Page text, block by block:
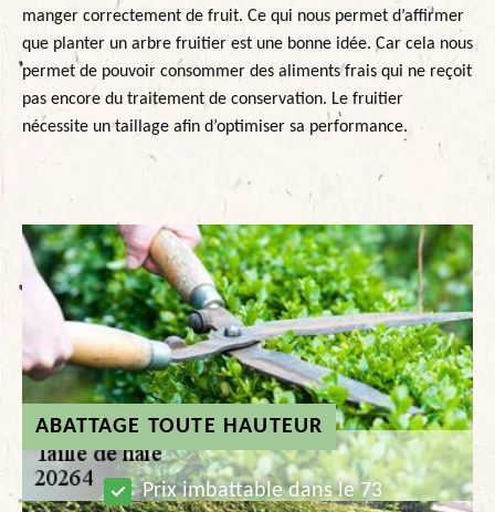
ABATTAGE TOUTE HAUTEUR
Prix imbattable dans le 73
manger correctement de fruit. Ce qui nous permet d’affirmer
que planter un arbre fruitier est une bonne idée. Car cela nous
permet de pouvoir consommer des aliments frais qui ne reçoit
pas encore du traitement de conservation. Le fruitier
nécessite un taillage afin d’optimiser sa performance.